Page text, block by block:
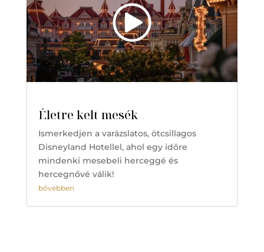
Életre kelt mesék
Ismerkedjen a varázslatos, ötcsillagos
Disneyland Hotellel, ahol egy időre
mindenki mesebeli herceggé és
hercegnővé válik!
bővebben